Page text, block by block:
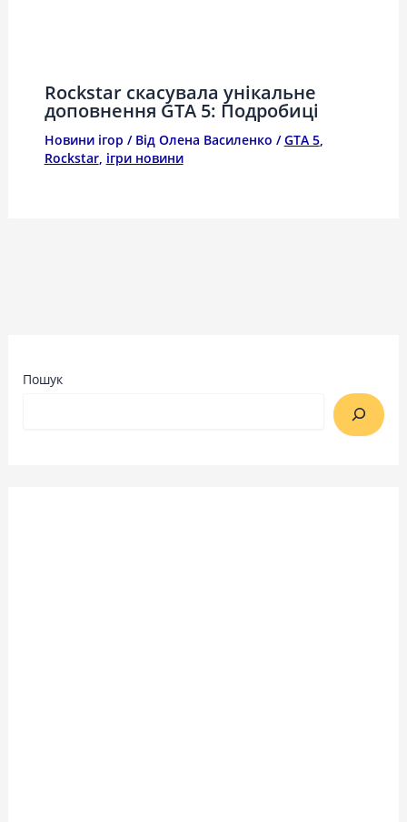
Rockstar скасувала унікальне
доповнення GTA 5: Подробиці
Новини ігор / Від Олена Василенко /GTA 5,
Rockstar, ігри новини
Пошук